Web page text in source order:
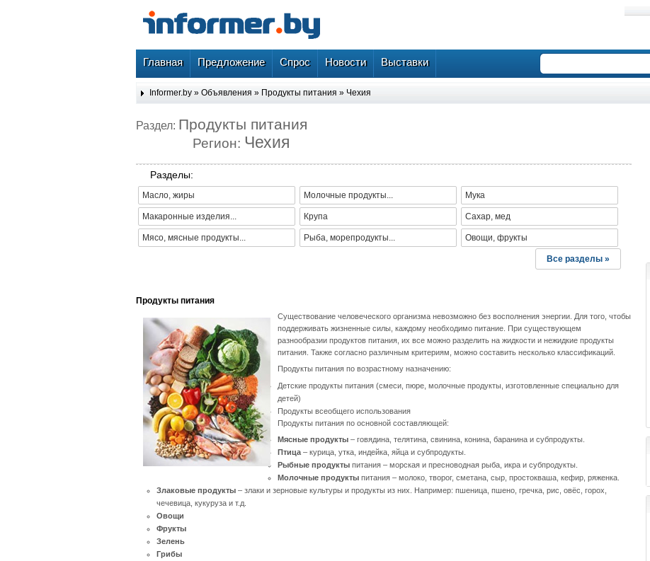
Главная Предложение Спрос Новости Выставки
Informer.by » Объявления » Продукты питания » Чехия
Раздел: Продукты питания
Регион: Чехия
Разделы:
Масло, жиры Молочные продукты... Мука
Макаронные изделия... Крупа Сахар, мед
Мясо, мясные продукты... Рыба, морепродукты... Овощи, фрукты
Все разделы »
Продукты питания
Существование человеческого организма невозможно без восполнения энергии. Для того, чтобы
поддерживать жизненные силы, каждому необходимо питание. При существующем
разнообразии продуктов питания, их все можно разделить на жидкости и нежидкие продукты
питания. Также согласно различным критериям, можно составить несколько классификаций.
Продукты питания по возрастному назначению:
Детские продукты питания (смеси, пюре, молочные продукты, изготовленные специально для
детей)
Продукты всеобщего использования
Продукты питания по основной составляющей:
Мясные продукты – говядина, телятина, свинина, конина, баранина и субпродукты.
Птица – курица, утка, индейка, яйца и субпродукты.
Рыбные продукты питания – морская и пресноводная рыба, икра и субпродукты.
Молочные продукты питания – молоко, творог, сметана, сыр, простокваша, кефир, ряженка.
Злаковые продукты– злаки и зерновые культуры и продукты из них. Например: пшеница, пшено, гречка, рис, овёс, горох,
чечевица, кукуруза и т.д.
Овощи
Фрукты
Зелень
Грибы